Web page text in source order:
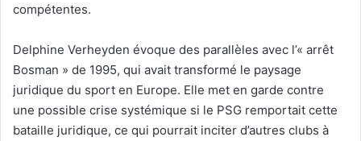
compétentes.
Delphine Verheyden évoque des parallèles avec l’« arrêt
Bosman » de 1995, qui avait transformé le paysage
juridique du sport en Europe. Elle met en garde contre
une possible crise systémique si le PSG remportait cette
bataille juridique, ce qui pourrait inciter d’autres clubs à